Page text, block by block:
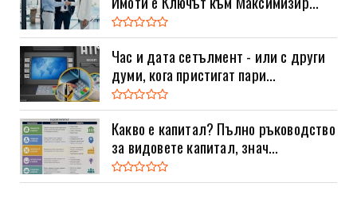
Час и дата сетълмент - или с други
думи, кога пристигат пари...
Какво е капитал? Пълно ръководство
за видовете капитал, знач...